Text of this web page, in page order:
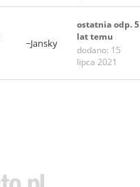
~Jansky
ostatnia odp. 5
lat temu
dodano: 15
lipca 2021